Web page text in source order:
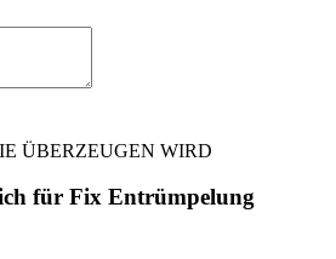
ÜBERZEUGEN WIRD
für Fix Entrümpelung